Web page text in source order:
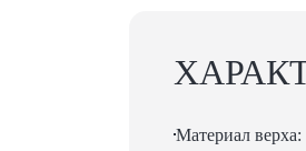
Материал